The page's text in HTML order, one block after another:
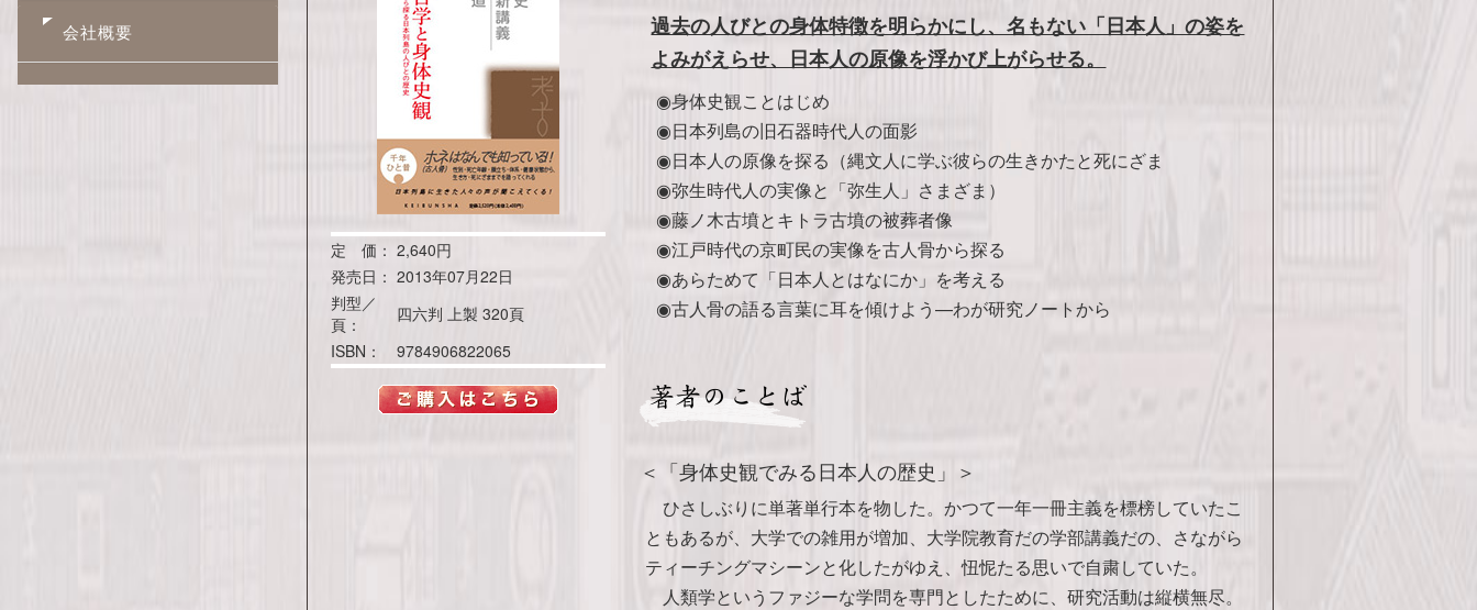
会社概要
定 価： 2,640円
発売日： 2013年07月22日
判型／
頁：
四六判 上製 320頁
ISBN：
9784906822065
過去の人びとの身体特徴を明らかにし、名もない「日本人」の姿を
よみがえらせ、日本人の原像を浮かび上がらせる。
◉身体史観ことはじめ
◉日本列島の旧石器時代人の面影
◉日本人の原像を探る（縄文人に学ぶ彼らの生きかたと死にざま
◉弥生時代人の実像と「弥生人」さまざま）
◉藤ノ木古墳とキトラ古墳の被葬者像
◉江戸時代の京町民の実像を古人骨から探る
◉あらためて「日本人とはなにか」を考える
◉古人骨の語る言葉に耳を傾けよう—わが研究ノートから
＜「身体史観でみる日本人の歴史」＞
ひさしぶりに単著単行本を物した。かつて一年一冊主義を標榜していたこ
ともあるが、大学での雑用が増加、大学院教育だの学部講義だの、さながら
ティーチングマシーンと化したがゆえ、忸怩たる思いで自粛していた。
人類学というファジーな学問を専門としたために、研究活動は縦横無尽。